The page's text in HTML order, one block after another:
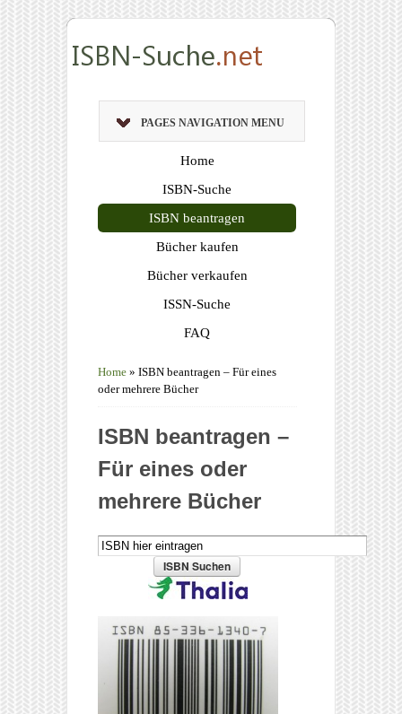
PAGES NAVIGATION MENU
Home
ISBN-Suche
ISBN beantragen
Bücher kaufen
Bücher verkaufen
ISSN-Suche
FAQ
Home » ISBN beantragen – Für eines
oder mehrere Bücher
ISBN beantragen –
Für eines oder
mehrere Bücher